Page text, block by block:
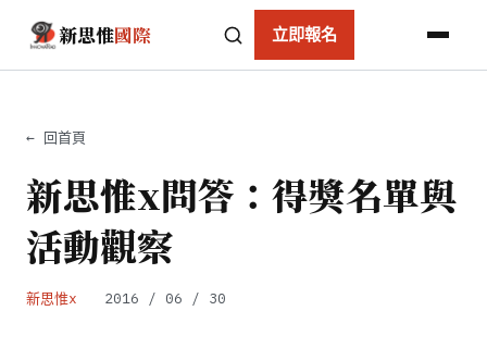
新思惟國際 立即報名
← 回首頁
新思惟x問答：得獎名單與
活動觀察
新思惟x 2016 / 06 / 30